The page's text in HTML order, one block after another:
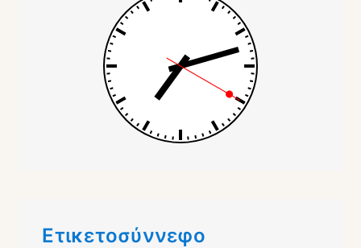
Ετικετοσύννεφο